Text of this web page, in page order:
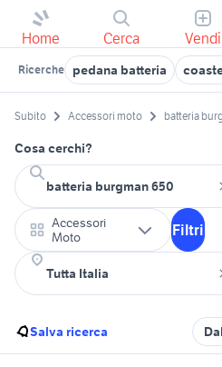
Home Cerca Vendi
Ricerche pedana batteria
Subito Accessori moto batteria
Cosa cerchi?
Accessori
Moto
Filtri
Salva ricerca